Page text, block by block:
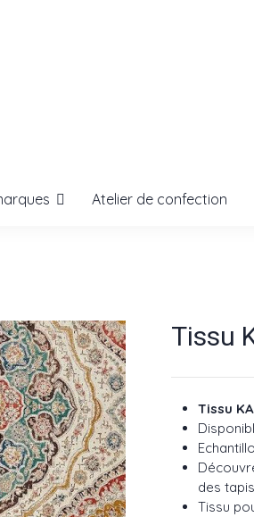
Atelier de confection
Tissu
Tissu
des
Tissu